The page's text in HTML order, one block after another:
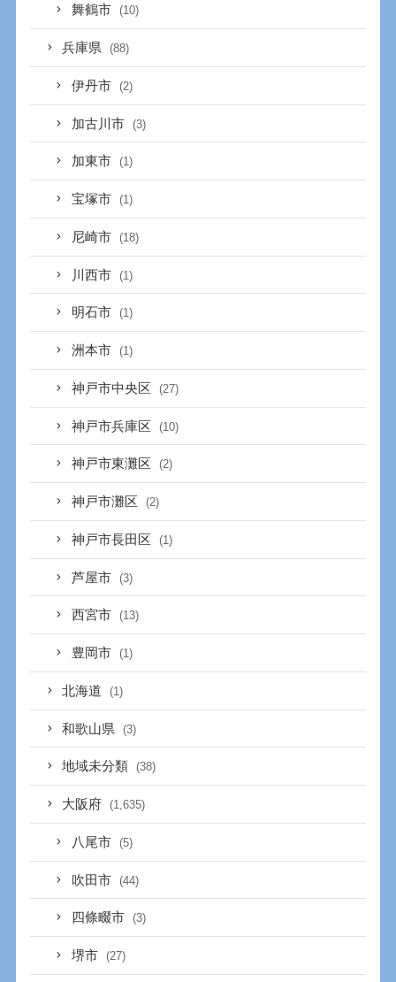
舞鶴市 (10)
兵庫県 (88)
伊丹市 (2)
加古川市 (3)
加東市 (1)
宝塚市 (1)
尼崎市 (18)
川西市 (1)
明石市 (1)
洲本市 (1)
神戸市中央区 (27)
神戸市兵庫区 (10)
神戸市東灘区 (2)
神戸市灘区 (2)
神戸市長田区 (1)
芦屋市 (3)
西宮市 (13)
豊岡市 (1)
北海道 (1)
和歌山県 (3)
地域未分類 (38)
大阪府 (1,635)
八尾市 (5)
吹田市 (44)
四條畷市 (3)
堺市 (27)